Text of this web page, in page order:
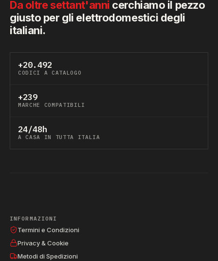
Da oltre settant'anni cerchiamo il pezzo
giusto per gli elettrodomestici degli
italiani.
+20.492
CODICI A CATALOGO
+239
MARCHE COMPATIBILI
24/48h
A CASA IN TUTTA ITALIA
INFORMAZIONI
Termini e Condizioni
Privacy & Cookie
Metodi di Spedizioni